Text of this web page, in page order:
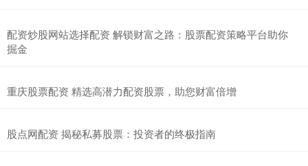
配资炒股网站选择配资 解锁财富之路：股票配资策略平台助你
掘金
重庆股票配资 精选高潜力配资股票，助您财富倍增
股点网配资 揭秘私募股票：投资者的终极指南